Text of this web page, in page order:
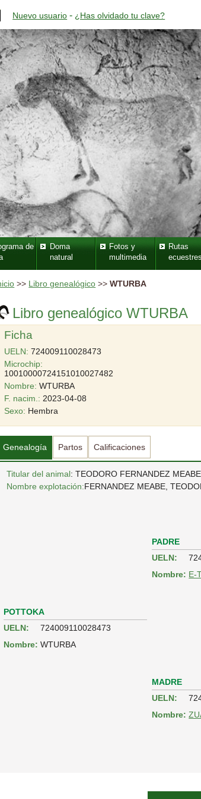
Nuevo usuario - ¿Has olvidado tu clave?
de
Doma
natural
Fotos y
multimedia
Rutas
ecuestres
>> Libro genealógico >>WTURBA
Libro genealógico WTURBA
Ficha
UELN: 724009110028473
Microchip:
10010000724151010027482
Nombre: WTURBA
F. nacim.: 2023-04-08
Sexo: Hembra
Genealogía Partos Calificaciones
Titular del animal: TEODORO FERNANDEZ MEABE
Nombre explotación:FERNANDEZ MEABE,
POTTOKA
UELN:
724009110028473
Nombre: WTURBA
PADRE
UELN:
Nombre: E-
MADRE
UELN:
Nombre: